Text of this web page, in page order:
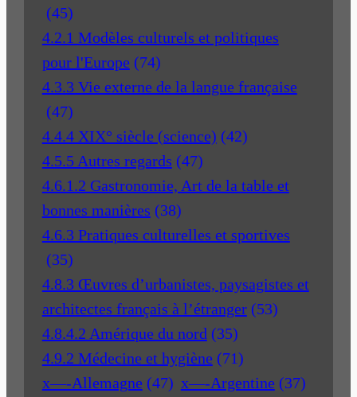
(45)
4.2.1 Modèles culturels et politiques
pour l'Europe (74)
4.3.3 Vie externe de la langue française
(47)
4.4.4 XIX° siècle (science) (42)
4.5.5 Autres regards (47)
4.6.1.2 Gastronomie, Art de la table et
bonnes manières (38)
4.6.3 Pratiques culturelles et sportives
(35)
4.8.3 Œuvres d’urbanistes, paysagistes et
architectes français à l’étranger (53)
4.8.4.2 Amérique du nord (35)
4.9.2 Médecine et hygiène (71)
x—-Allemagne (47) x—-Argentine (37)